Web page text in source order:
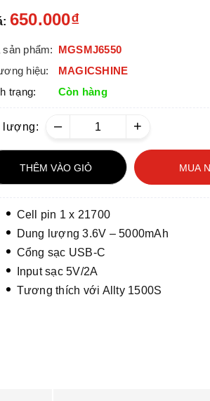
650.000₫
sản phẩm: MGSMJ6550
hiệu:
MAGICSHINE
trạng:
Còn hàng
lượng: – +
THÊM VÀO GIỎ MUA
Cell pin 1 x 21700
Dung lượng 3.6V – 5000mAh
Cổng sạc USB-C
Input sạc 5V/2A
Tương thích với Allty 1500S